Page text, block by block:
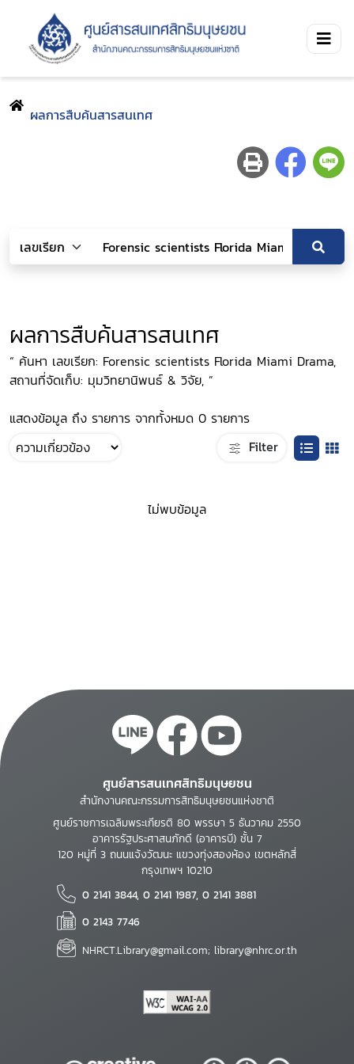
ผลการสืบค้นสารสนเทศ
ผลการสืบค้นสารสนเทศ
“ ค้นหา เลขเรียก: Forensic scientists Florida Miami Drama,
สถานที่จัดเก็บ: มุมวิทยานิพนธ์ & วิจัย, ”
แสดงข้อมูล ถึง รายการ จากทั้งหมด 0 รายการ
Filter
ไม่พบข้อมูล
ศูนย์สารสนเทศสิทธิมนุษยชน
สำนักงานคณะกรรมการสิทธิมนุษยชนแห่งชาติ
ศูนย์ราชการเฉลิมพระเกียรติ 80 พรรษา 5 ธันวาคม 2550
อาคารรัฐประศาสนภักดี (อาคารบี) ชั้น 7
120 หมู่ที่ 3 ถนนแจ้งวัฒนะ แขวงทุ่งสองห้อง เขตหลักสี่
กรุงเทพฯ 10210
0 2141 3844, 0 2141 1987, 0 2141 3881
0 2143 7746
NHRCT.Library@gmail.com; library@nhrc.or.th